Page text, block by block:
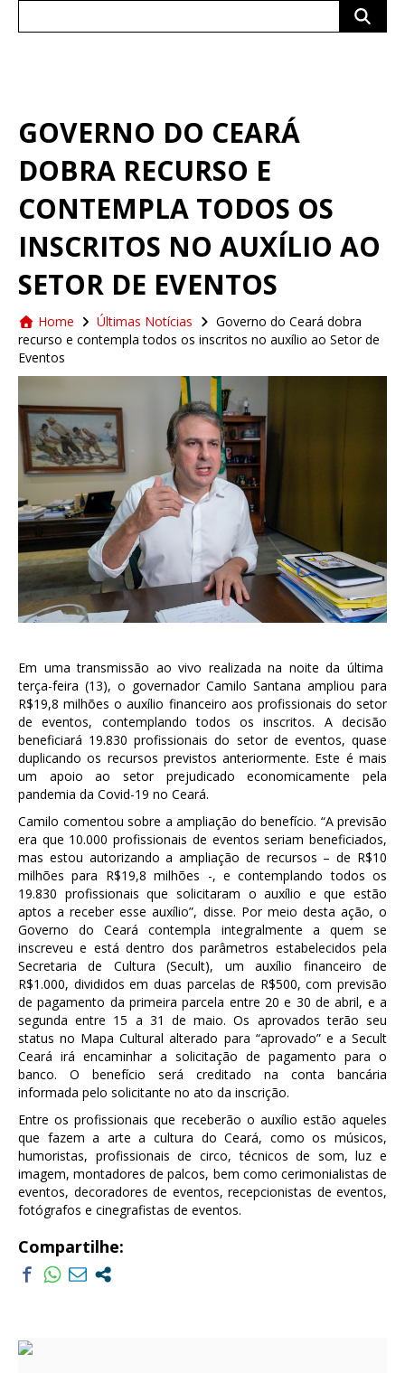
GOVERNO DO CEARÁ
DOBRA RECURSO E
CONTEMPLA TODOS OS
INSCRITOS NO AUXÍLIO AO
SETOR DE EVENTOS
Home Últimas Notícias
Governo do Ceará dobra
recurso e contempla todos os inscritos no auxílio ao Setor de
Eventos
Em uma transmissão ao vivo realizada na noite da última
terça-feira (13), o governador Camilo Santana ampliou para
R$19,8 milhões o auxílio financeiro aos profissionais do setor
de eventos, contemplando todos os inscritos. A decisão
beneficiará 19.830 profissionais do setor de eventos, quase
duplicando os recursos previstos anteriormente. Este é mais
um apoio ao setor prejudicado economicamente pela
pandemia da Covid-19 no Ceará.
Camilo comentou sobre a ampliação do benefício. “A previsão
era que 10.000 profissionais de eventos seriam beneficiados,
mas estou autorizando a ampliação de recursos – de R$10
milhões para R$19,8 milhões -, e contemplando todos os
19.830 profissionais que solicitaram o auxílio e que estão
aptos a receber esse auxílio”, disse. Por meio desta ação, o
Governo do Ceará contempla integralmente a quem se
inscreveu e está dentro dos parâmetros estabelecidos pela
Secretaria de Cultura (Secult), um auxílio financeiro de
R$1.000, divididos em duas parcelas de R$500, com previsão
de pagamento da primeira parcela entre 20 e 30 de abril, e a
segunda entre 15 a 31 de maio. Os aprovados terão seu
status no Mapa Cultural alterado para “aprovado” e a Secult
Ceará irá encaminhar a solicitação de pagamento para o
banco. O benefício será creditado na conta bancária
informada pelo solicitante no ato da inscrição.
Entre os profissionais que receberão o auxílio estão aqueles
que fazem a arte a cultura do Ceará, como os músicos,
humoristas, profissionais de circo, técnicos de som, luz e
imagem, montadores de palcos, bem como cerimonialistas de
eventos, decoradores de eventos, recepcionistas de eventos,
fotógrafos e cinegrafistas de eventos.
Compartilhe: